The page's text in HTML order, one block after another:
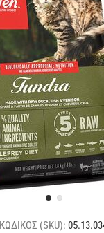
ΚΩΔΙΚΟΣ (SKU):